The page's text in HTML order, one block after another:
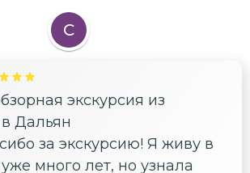
С
экскурсия из
Дальян
за экскурсию! Я живу в
много лет, но узнала